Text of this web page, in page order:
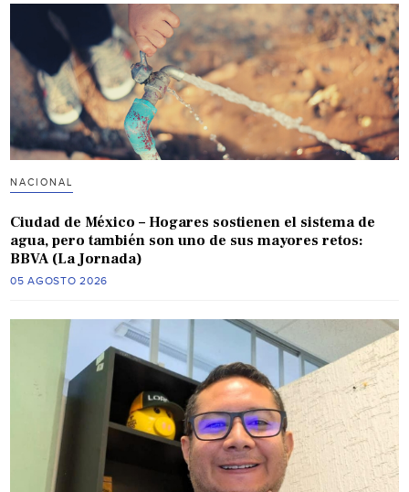
NACIONAL
Ciudad de México – Hogares sostienen el sistema de
agua, pero también son uno de sus mayores retos:
BBVA (La Jornada)
05 AGOSTO 2026